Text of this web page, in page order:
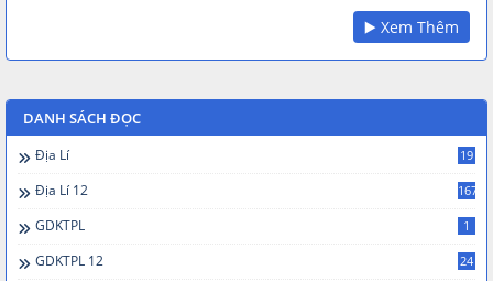
▶️ Xem Thêm
DANH SÁCH ĐỌC
Địa Lí 19
Địa Lí 12 167
GDKTPL 1
GDKTPL 12 24